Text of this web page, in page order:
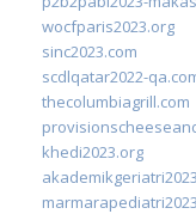
wocfparis2023.org
sinc2023.com
scdlqatar2022-
thecolumbiagrill.com
khedi2023.org